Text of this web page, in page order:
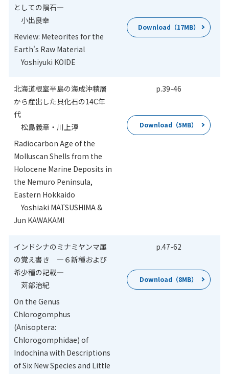
としての隕石―
小出良幸
Review: Meteorites for the
Earth's Raw Material
Yoshiyuki KOIDE
Download（17MB）
北海道根室半島の海成沖積層
から産出した貝化石の14C年
代
松島義章・川上淳
Radiocarbon Age of the
Molluscan Shells from the
Holocene Marine Deposits in
the Nemuro Peninsula,
Eastern Hokkaido
Yoshiaki MATSUSHIMA &
Jun KAWAKAMI
p.39-46
Download（5MB）
インドシナのミナミヤンマ属
の覚え書き ―６新種および
希少種の記載―
苅部治紀
On the Genus
Chlorogomphus
(Anisoptera:
Chlorogomphidae) of
Indochina with Descriptions
of Six New Species and Little
p.47-62
Download（8MB）